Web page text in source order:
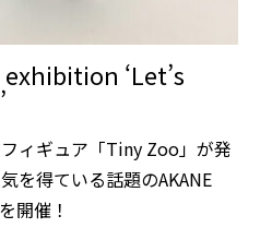
exhibition ‘Let’s
ィギュア「Tiny Zoo」が発
を得ている話題のAKANE
開催！